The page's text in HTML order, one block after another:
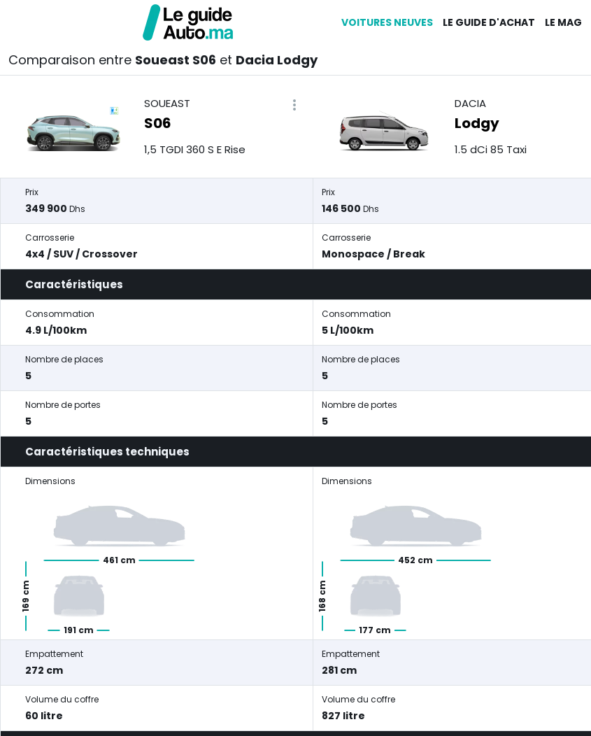
VOITURES NEUVES LE GUIDE D'ACHAT LE MAG
Comparaison entre Soueast S06 et Dacia Lodgy
SOUEAST
S06
1,5 TGDI 360 S E Rise
DACIA
Lodgy
1.5 dCi 85 Taxi
Prix
349 900 Dhs
Prix
146 500 Dhs
Carrosserie
4x4 / SUV / Crossover
Carrosserie
Monospace / Break
Caractéristiques
Consommation
4.9 L/100km
Consommation
5 L/100km
Nombre de places
5
Nombre de places
5
Nombre de portes
5
Nombre de portes
5
Caractéristiques techniques
Dimensions
461 cm
191 cm
169 cm
Dimensions
452 cm
177 cm
168 cm
Empattement
272 cm
Empattement
281 cm
Volume du coffre
60 litre
Volume du coffre
827 litre